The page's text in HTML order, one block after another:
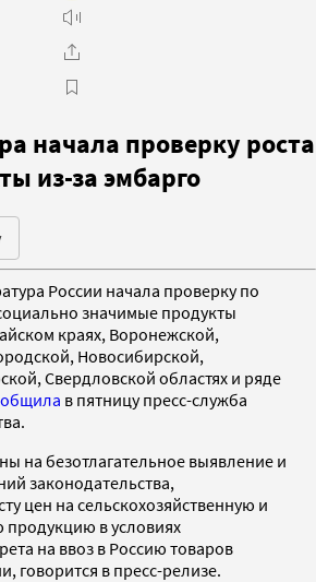
начала проверку роста
из-за эмбарго
России начала проверку по
значимые продукты
краях, Воронежской,
Новосибирской,
Свердловской областях и ряде
в пятницу пресс-служба
на безотлагательное выявление и
законодательства,
цен на сельскохозяйственную и
в условиях
на ввоз в Россию товаров
говорится в пресс-релизе.